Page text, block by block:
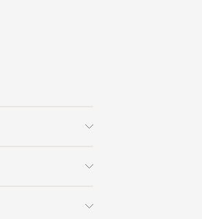
Современный
Металл / Кожа